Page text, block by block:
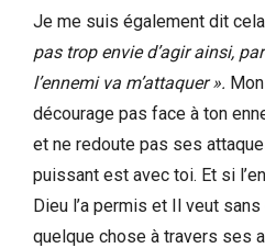
Je me suis également dit
pas trop envie d’agir ainsi,
l’ennemi va m’attaquer ».
décourage pas face à ton
et ne redoute pas ses
puissant est avec toi. Et si
Dieu l’a permis et Il veut
quelque chose à travers ses